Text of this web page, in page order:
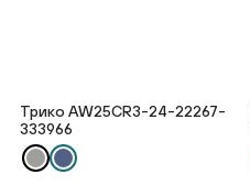
Трико AW25CR3-24-22267-
333966